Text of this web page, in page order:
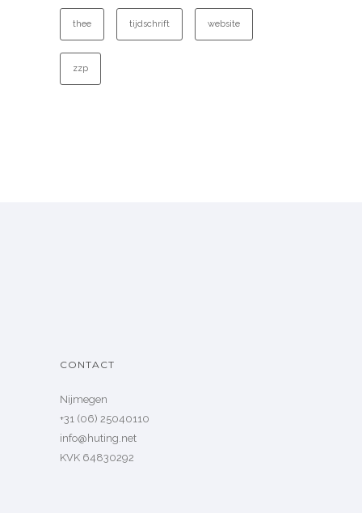
thee tijdschrift website
zzp
CONTACT
Nijmegen
+31 (06) 25040110
info@huting.net
KVK 64830292